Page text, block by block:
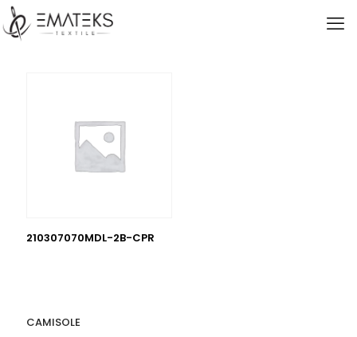
210307070MDL-2B-CPR
CAMISOLE